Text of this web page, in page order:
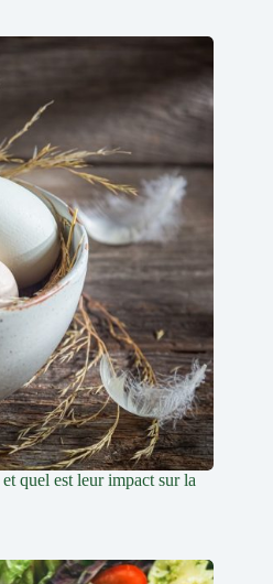
quel est leur impact sur la